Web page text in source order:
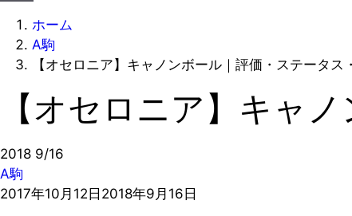
ホーム
A駒
【オセロニア】キャノンボール｜評価・ステータス
【オセロニア】キャ
2018 9/16
A駒
2017年10月12日 2018年9月16日